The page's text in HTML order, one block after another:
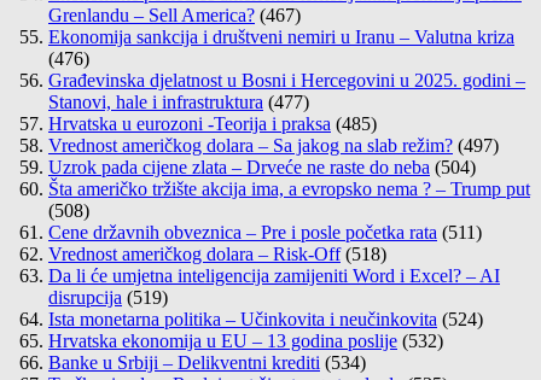
Grenlandu – Sell America? (467)
Ekonomija sankcija i društveni nemiri u Iranu – Valutna kriza
(476)
Građevinska djelatnost u Bosni i Hercegovini u 2025. godini –
Stanovi, hale i infrastruktura (477)
Hrvatska u eurozoni -Teorija i praksa (485)
Vrednost američkog dolara – Sa jakog na slab režim? (497)
Uzrok pada cijene zlata – Drveće ne raste do neba (504)
Šta američko tržište akcija ima, a evropsko nema ? – Trump put
(508)
Cene državnih obveznica – Pre i posle početka rata (511)
Vrednost američkog dolara – Risk-Off (518)
Da li će umjetna inteligencija zamijeniti Word i Excel? – AI
disrupcija (519)
Ista monetarna politika – Učinkovita i neučinkovita (524)
Hrvatska ekonomija u EU – 13 godina poslije (532)
Banke u Srbiji – Delikventni krediti (534)